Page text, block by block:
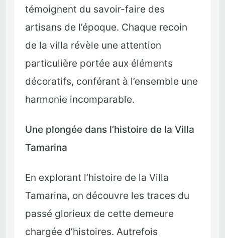
témoignent du savoir-faire des
artisans de l’époque. Chaque recoin
de la villa révèle une attention
particulière portée aux éléments
décoratifs, conférant à l’ensemble une
harmonie incomparable.
Une plongée dans l’histoire de la Villa
Tamarina
En explorant l’histoire de la Villa
Tamarina, on découvre les traces du
passé glorieux de cette demeure
chargée d’histoires. Autrefois